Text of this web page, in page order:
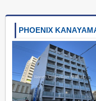
PHOENIX